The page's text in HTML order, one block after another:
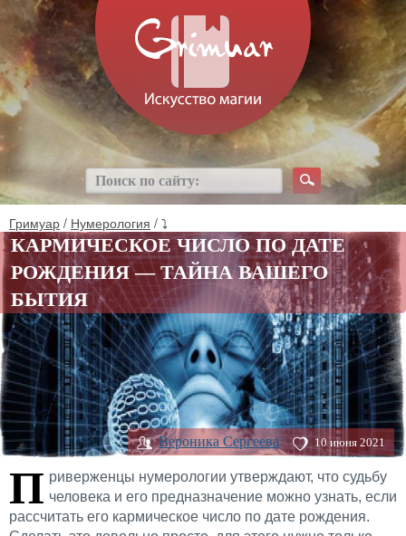
Гримуар / Нумерология / ⤵
КАРМИЧЕСКОЕ ЧИСЛО ПО ДАТЕ
РОЖДЕНИЯ — ТАЙНА ВАШЕГО
БЫТИЯ
Вероника Сергеева 10 июня 2021
П риверженцы нумерологии утверждают, что судьбу
человека и его предназначение можно узнать, если
рассчитать его кармическое число по дате рождения.